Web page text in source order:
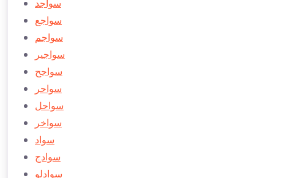
سواجد
سواجع
سواجم
سواجير
سواجح
سواحر
سواحل
سواخر
سواد
سوادج
سوادلو